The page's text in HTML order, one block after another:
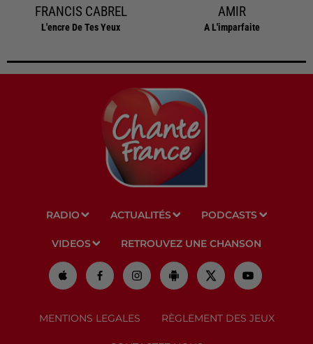
FRANCIS CABREL
L'encre De Tes Yeux
AMIR
A L'imparfaite
RADIO ACTUALITÉS PODCASTS
VIDEOS RETROUVEZ UNE CHANSON
MENTIONS LEGALES RÈGLEMENT DES JEUX